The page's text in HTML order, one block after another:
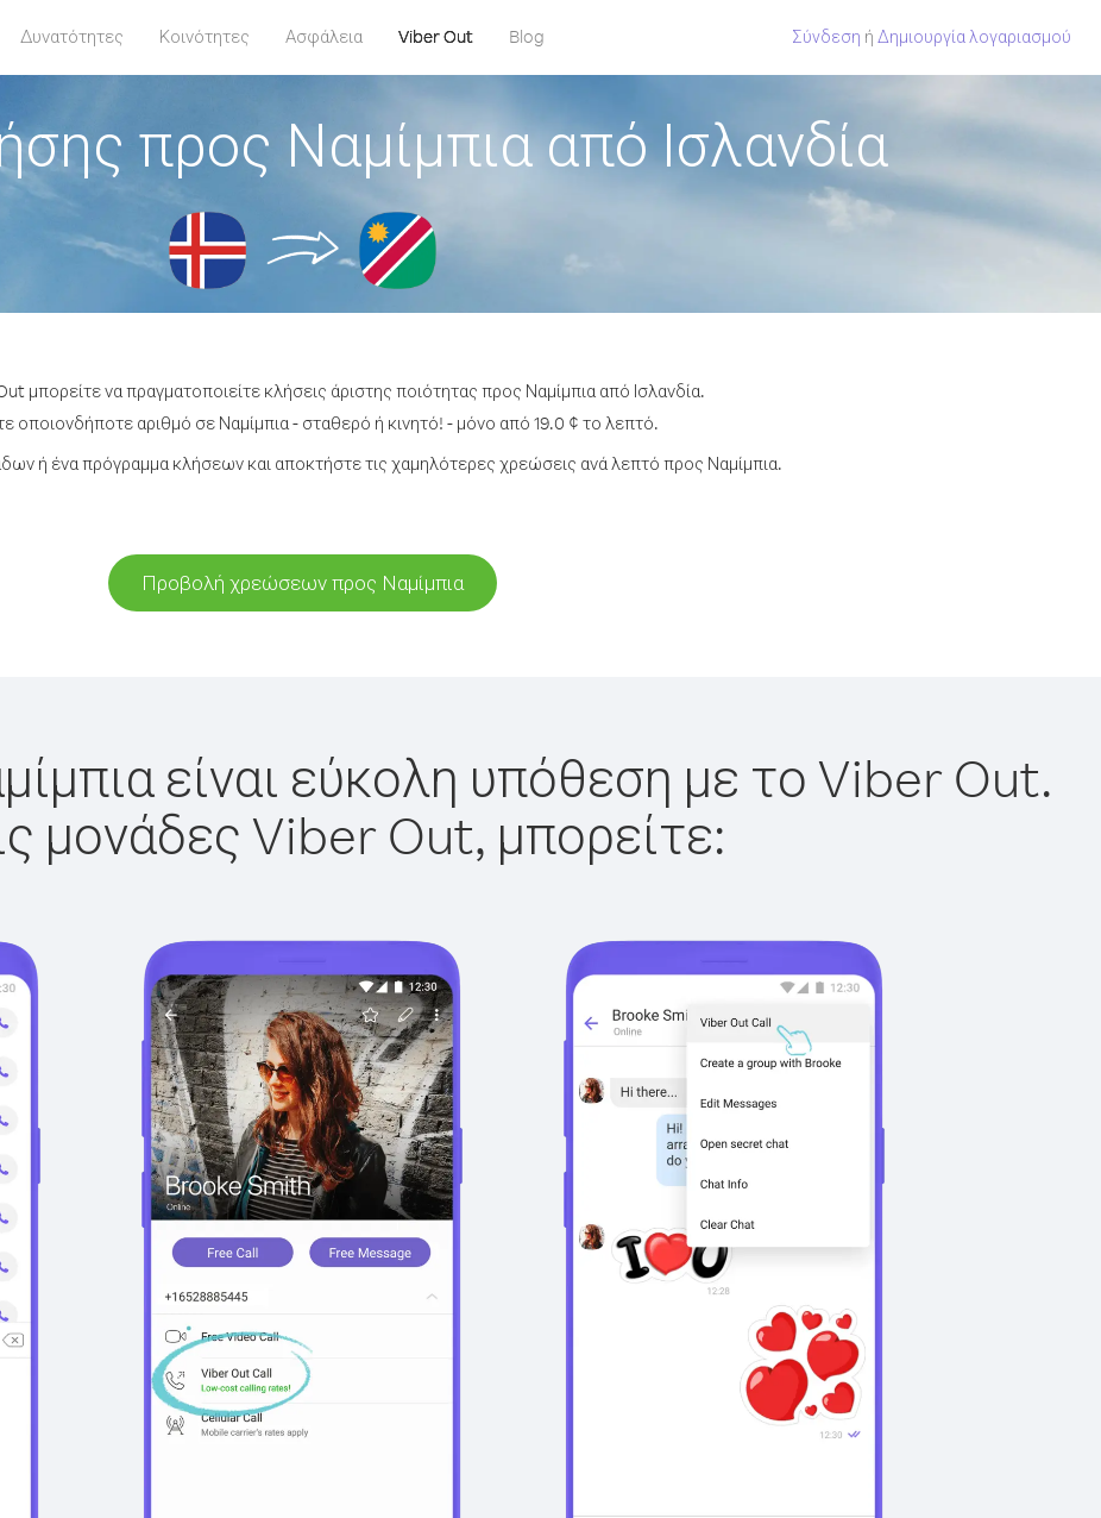
Δυνατότητες Κοινότητες Ασφάλεια Viber Out Blog Σύνδεση ή Δημιουργία λογαριασμού
προς Ναμίμπια από Ισλανδία
μπορείτε να πραγματοποιείτε κλήσεις άριστης ποιότητας προς Ναμίμπια από Ισλανδία.
οποιονδήποτε αριθμό σε Ναμίμπια - σταθερό ή κινητό! - μόνο από 19.0 ¢ το λεπτό.
ή ένα πρόγραμμα κλήσεων και αποκτήστε τις χαμηλότερες χρεώσεις ανά λεπτό προς Ναμίμπια.
Προβολή χρεώσεων προς Ναμίμπια
είναι εύκολη υπόθεση με το Viber Out.
μονάδες Viber Out, μπορείτε: